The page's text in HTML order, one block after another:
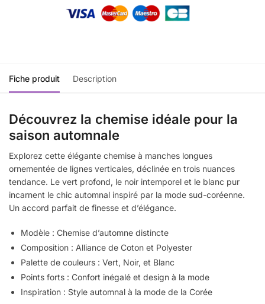
Fiche produit Description
Découvrez la chemise idéale pour la
saison automnale
Explorez cette élégante chemise à manches longues
ornementée de lignes verticales, déclinée en trois nuances
tendance. Le vert profond, le noir intemporel et le blanc pur
incarnent le chic automnal inspiré par la mode sud-coréenne.
Un accord parfait de finesse et d’élégance.
Modèle : Chemise d’automne distincte
Composition : Alliance de Coton et Polyester
Palette de couleurs : Vert, Noir, et Blanc
Points forts : Confort inégalé et design à la mode
Inspiration : Style automnal à la mode de la Corée